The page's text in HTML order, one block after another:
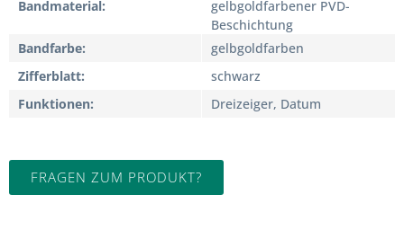
Bandmaterial
gelbgoldfarbener PVD-
Beschichtung
Bandfarbe
gelbgoldfarben
Zifferblatt
schwarz
Funktionen
Dreizeiger, Datum
FRAGEN ZUM PRODUKT?